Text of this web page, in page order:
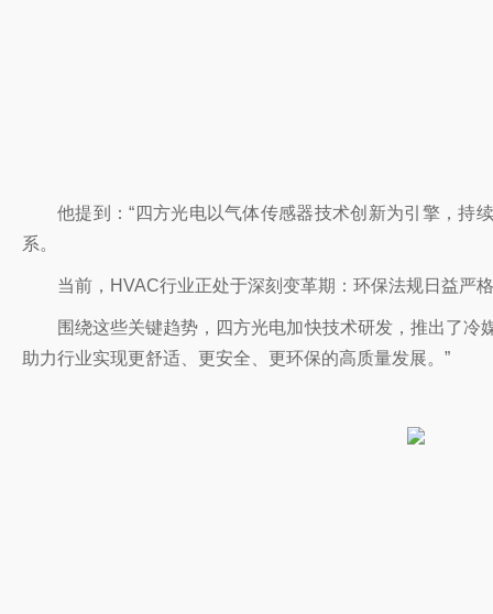
他提到：“四方光电以气体传感器技术创新为引擎，
系。
当前，HVAC行业正处于深刻变革期：环保法规日益严
围绕这些关键趋势，四方光电加快技术研发，推出了
助力行业实现更舒适、更安全、更环保的高质量发展。”